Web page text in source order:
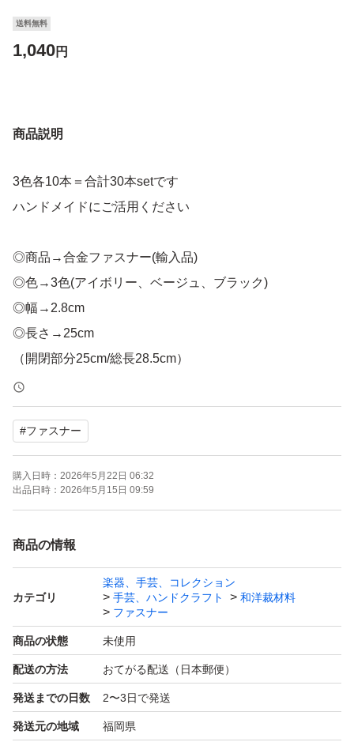
送料無料
1,040円
商品説明
3色各10本＝合計30本setです
ハンドメイドにご活用ください
◎商品→合金ファスナー(輸入品)
◎色→3色(アイボリー、ベージュ、ブラック)
◎幅→2.8cm
◎長さ→25cm
（開閉部分25cm/総長28.5cm）
◎用途→バッグ、衣類、小物etc...
注意)輸入品のためキズ、しわ、プリントミス、
お洗濯時色落ち、など難箇所ある場合がございます。
他の商品は『SpringYou』で販売中の検索お願いします
ハッシュタグからも検索できます
#ファスナー
購入日時： 2026年5月22日 06:32
出品日時： 2026年5月15日 09:59
商品の情報
カテゴリ
楽器、手芸、コレクション
手芸、ハンドクラフト
和洋裁材料
ファスナー
商品の状態 未使用
配送の方法 おてがる配送（日本郵便）
発送までの日数 2〜3日で発送
発送元の地域 福岡県